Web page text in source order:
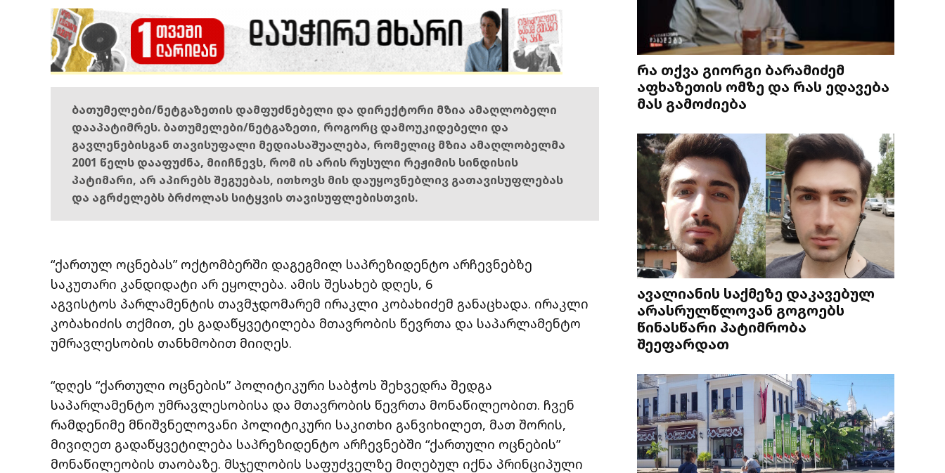
ბათუმელები/ნეტგაზეთის დამფუძნებელი და დირექტორი მზია ამაღლობელი
დააპატიმრეს. ბათუმელები/ნეტგაზეთი, როგორც დამოუკიდებელი და
გავლენებისგან თავისუფალი მედიასაშუალება, რომელიც მზია ამაღლობელმა
2001 წელს დააფუძნა, მიიჩნევს, რომ ის არის რუსული რეჟიმის სინდისის
პატიმარი, არ აპირებს შეგუებას, ითხოვს მის დაუყოვნებლივ გათავისუფლებას
და აგრძელებს ბრძოლას სიტყვის თავისუფლებისთვის.
“ქართულ ოცნებას” ოქტომბერში დაგეგმილ საპრეზიდენტო არჩევნებზე
საკუთარი კანდიდატი არ ეყოლება. ამის შესახებ დღეს, 6
აგვისტოს პარლამენტის თავმჯდომარემ ირაკლი კობახიძემ განაცხადა. ირაკლი
კობახიძის თქმით, ეს გადაწყვეტილება მთავრობის წევრთა და საპარლამენტო
უმრავლესობის თანხმობით მიიღეს.
“დღეს “ქართული ოცნების” პოლიტიკური საბჭოს შეხვედრა შედგა
საპარლამენტო უმრავლესობისა და მთავრობის წევრთა მონაწილეობით. ჩვენ
რამდენიმე მნიშვნელოვანი პოლიტიკური საკითხი განვიხილეთ, მათ შორის,
მივიღეთ გადაწყვეტილება საპრეზიდენტო არჩევნებში “ქართული ოცნების”
მონაწილეობის თაობაზე. მსჯელობის საფუძველზე მიღებულ იქნა პრინციპული
რა თქვა გიორგი ბარამიძემ
აფხაზეთის ომზე და რას ედავება
მას გამოძიება
ავალიანის საქმეზე დაკავებულ
არასრულწლოვან გოგოებს
წინასწარი პატიმრობა
შეეფარდათ